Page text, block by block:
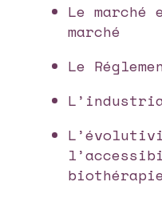
Le
marché
Le